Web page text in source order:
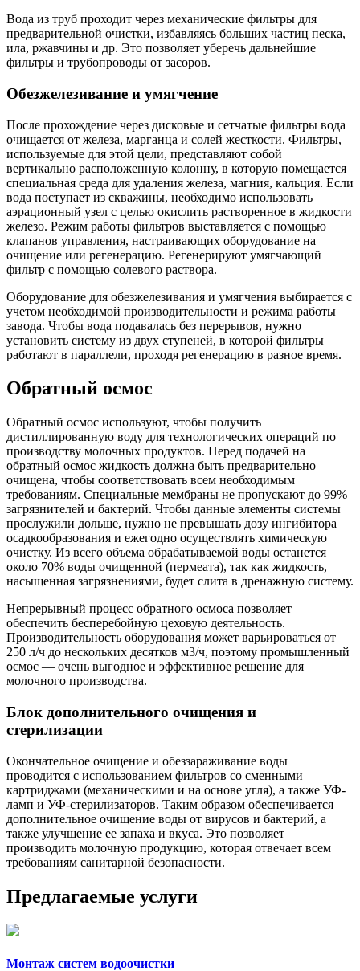
Вода из труб проходит через механические фильтры для
предварительной очистки, избавляясь больших частиц песка,
ила, ржавчины и др. Это позволяет уберечь дальнейшие
фильтры и трубопроводы от засоров.
Обезжелезивание и умягчение
После прохождение через дисковые и сетчатые фильтры вода
очищается от железа, марганца и солей жесткости. Фильтры,
используемые для этой цели, представляют собой
вертикально расположенную колонну, в которую помещается
специальная среда для удаления железа, магния, кальция. Если
вода поступает из скважины, необходимо использовать
аэрационный узел с целью окислить растворенное в жидкости
железо. Режим работы фильтров выставляется с помощью
клапанов управления, настраивающих оборудование на
очищение или регенерацию. Регенерируют умягчающий
фильтр с помощью солевого раствора.
Оборудование для обезжелезивания и умягчения выбирается с
учетом необходимой производительности и режима работы
завода. Чтобы вода подавалась без перерывов, нужно
установить систему из двух ступеней, в которой фильтры
работают в параллели, проходя регенерацию в разное время.
Обратный осмос
Обратный осмос используют, чтобы получить
дистиллированную воду для технологических операций по
производству молочных продуктов. Перед подачей на
обратный осмос жидкость должна быть предварительно
очищена, чтобы соответствовать всем необходимым
требованиям. Специальные мембраны не пропускают до 99%
загрязнителей и бактерий. Чтобы данные элементы системы
прослужили дольше, нужно не превышать дозу ингибитора
осадкообразования и ежегодно осуществлять химическую
очистку. Из всего объема обрабатываемой воды останется
около 70% воды очищенной (пермеата), так как жидкость,
насыщенная загрязнениями, будет слита в дренажную систему.
Непрерывный процесс обратного осмоса позволяет
обеспечить бесперебойную цеховую деятельность.
Производительность оборудования может варьироваться от
250 л/ч до нескольких десятков м3/ч, поэтому промышленный
осмос — очень выгодное и эффективное решение для
молочного производства.
Блок дополнительного очищения и
стерилизации
Окончательное очищение и обеззараживание воды
проводится с использованием фильтров со сменными
картриджами (механическими и на основе угля), а также УФ-
ламп и УФ-стерилизаторов. Таким образом обеспечивается
дополнительное очищение воды от вирусов и бактерий, а
также улучшение ее запаха и вкуса. Это позволяет
производить молочную продукцию, которая отвечает всем
требованиям санитарной безопасности.
Предлагаемые услуги
Монтаж систем водоочистки